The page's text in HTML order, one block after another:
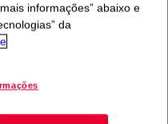
and deodorants and
informações” abaixo e
da